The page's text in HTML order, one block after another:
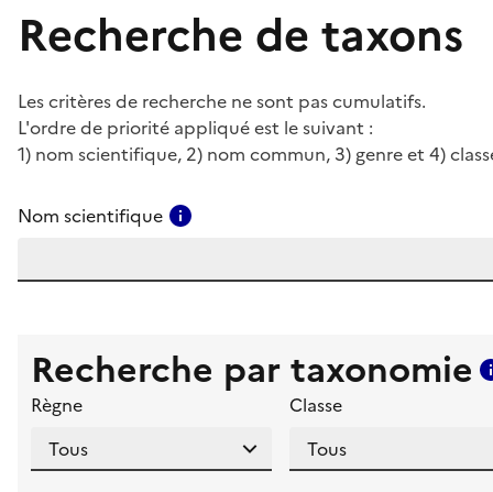
Recherche de taxons
Les critères de recherche ne sont pas cumulatifs.
L'ordre de priorité appliqué est le suivant :
1) nom scientifique, 2) nom commun, 3) genre et 4)
Nom scientifique
Recherche par taxonomie
Règne Classe